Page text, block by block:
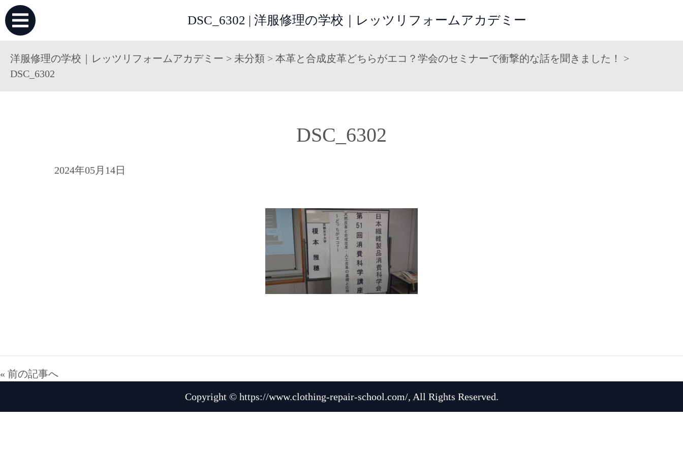
DSC_6302 | 洋服修理の学校｜レッツリフォームアカデミー
洋服修理の学校｜レッツリフォームアカデミー > 未分類 > 本革と合成皮革どちらがエコ？学会のセミナーで衝撃的な話を聞きました！
>
DSC_6302
DSC_6302
2024年05月14日
« 前の記事へ
Copyright © https://www.clothing-repair-school.com/, All Rights Reserved.